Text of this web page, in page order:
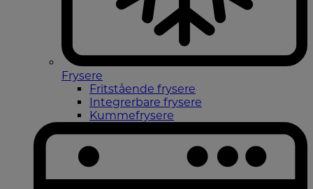
Frysere
Fritstående frysere
Integrerbare frysere
Kummefrysere